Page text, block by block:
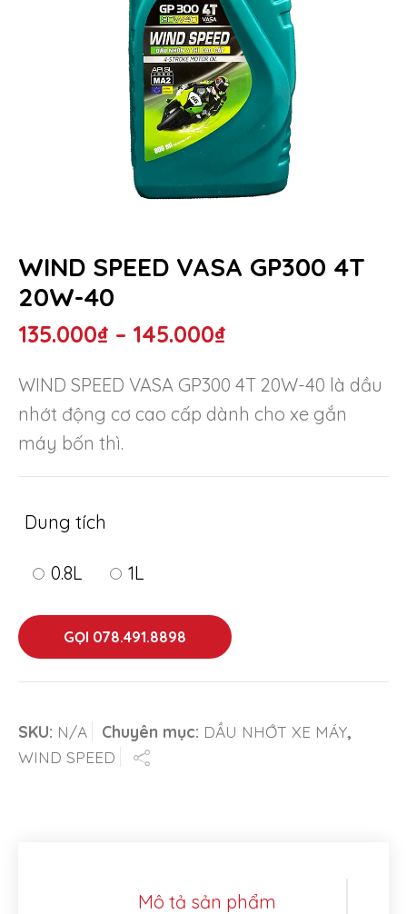
WIND SPEED VASA GP300 4T
20W-40
135.000₫ – 145.000₫
135.000₫
WIND SPEED VASA GP300 4T 20W-40 là dầu
nhớt động cơ cao cấp dành cho xe gắn
máy bốn thì.
Dung tích
0.8L 1L
GỌI 078.491.8898
SKU: N/A Chuyên mục: DẦU NHỚT XE MÁY,
WIND SPEED
Mô tả sản phẩm